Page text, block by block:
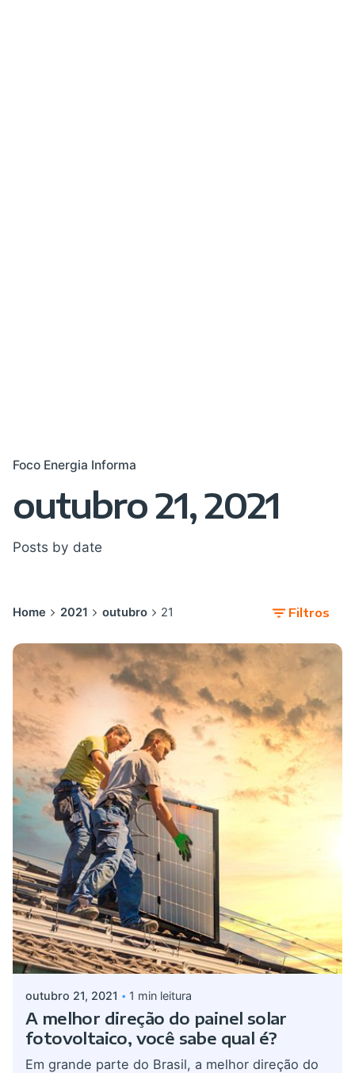
Foco Energia Informa
outubro 21, 2021
Posts by date
Home 2021 outubro 21 Filtros
Postado por
admin
outubro 21, 2021 1 min leitura
A melhor direção do painel solar
fotovoltaico, você sabe qual é?
Em grande parte do Brasil, a melhor direção do